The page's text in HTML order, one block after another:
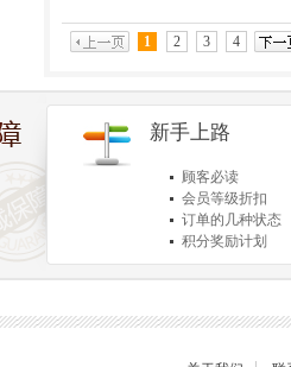
1 2 3 4
新手上路
顾客必读
会员等级折扣
订单的几种状态
积分奖励计划
商品退货保障